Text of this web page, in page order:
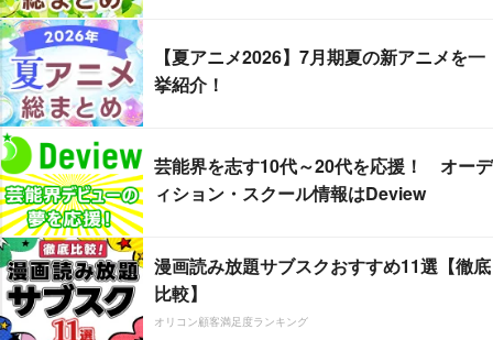
【夏アニメ2026】7月期夏の新アニメを一
挙紹介！
芸能界を志す10代～20代を応援！ オーデ
ィション・スクール情報はDeview
漫画読み放題サブスクおすすめ11選【徹底
比較】
オリコン顧客満足度ランキング